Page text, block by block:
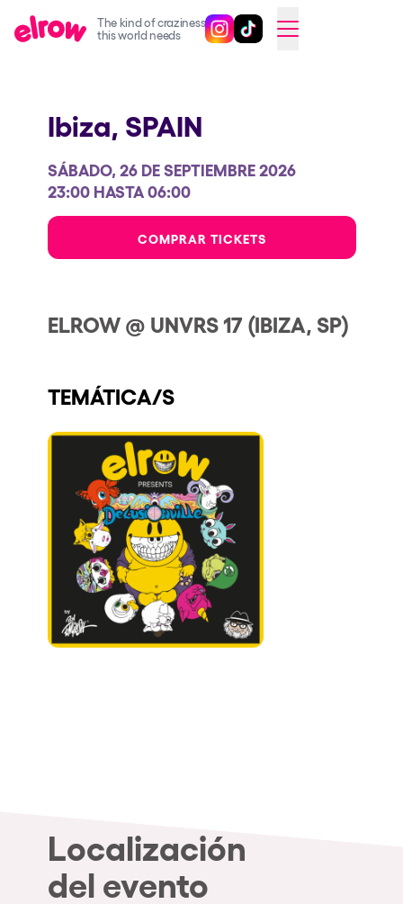
The kind of craziness
this world needs
Sigue @elrowofficial en
Sigue @elrowofficial en
SWITCH TO ENGLISH
elrow Ibiza x [UNVRS] 2026
elrow Town 2026
Snowrow Festival 2026
elrow Island 2026
elrow Shop
Our Creative World
Sostenibilidad
Quienes somos
¿Quieres trabajar con nosotros?
elrow News
Síguenos en tiktok
Síguenos en facebook
Síguenos en instagram
Síguenos en twitter
Síguenos en linkedin
Síguenos en youtube
Política de Privacidad
Política de Cookies
Ibiza, SPAIN
SÁBADO, 26 DE SEPTIEMBRE 2026
23:00 HASTA 06:00
COMPRAR TICKETS
ELROW @ UNVRS 17 (IBIZA, SP)
TEMÁTICA/S
Localización
del evento